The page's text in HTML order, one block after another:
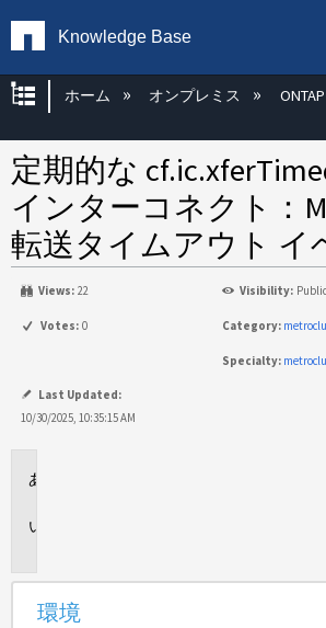
Knowledge Base
グローバル階層を展開/
ホーム オンプレミス
定期的な
インターコネクト：
転送タイムアウト イ
Views: 22 Visibility: Public
Votes: 0 Category:
Specialty:
Last Updated:
10/30/2025, 10:35:15 AM
環境